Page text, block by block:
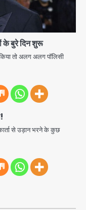
के बुरे दिन शुरू
तो अलग अलग पाॅलिसी
से उड़ान भरने के कुछ
मक्का में सऊदी,
रक्षा समझौता,
की मौत
लोकेश कनगराज की
स्ट्राइकिंग लेकिन
कहानी अधूरी रह
फेलिक्स